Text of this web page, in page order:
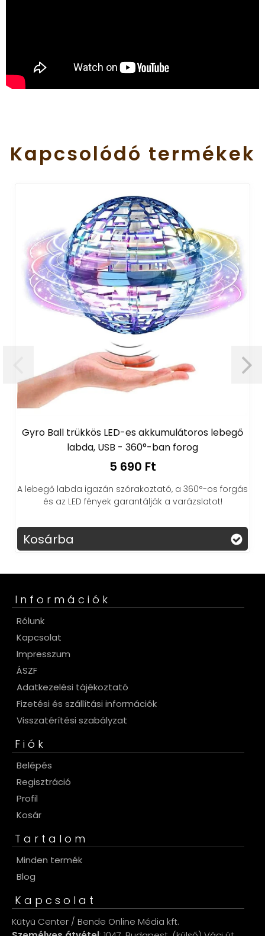
Kapcsolódó termékek
LED-es akkumulátoros lebegő
USB - 360°-ban forog
szórakoztató, a 360°-os forgás
garantálják a varázslatot!
Sup X Game
Merülj el a
játékkonzollal! 400
Információk
Rólunk
Kapcsolat
Impresszum
ÁSZF
Adatkezelési tájékoztató
Fizetési és szállítási információk
Visszatérítési szabályzat
Fiók
Belépés
Regisztráció
Profil
Kosár
Tartalom
Minden termék
Blog
Kapcsolat
Kütyü Center / Bende Online Média kft.